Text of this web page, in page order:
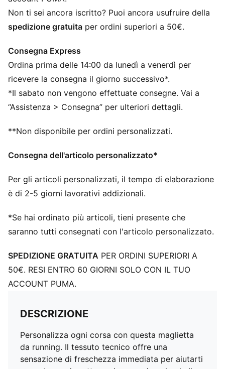
Lunghezza: Cropped
Non ti sei ancora iscritto? Puoi ancora usufruire della
spedizione gratuita per ordini superiori a 50€.
Consegna Express
Ordina prima delle 14:00 da lunedì a venerdì per
ricevere la consegna il giorno successivo*.
*Il sabato non vengono effettuate consegne. Vai a
“Assistenza > Consegna” per ulteriori dettagli.
**Non disponibile per ordini personalizzati.
Consegna dell'articolo personalizzato*
Per gli articoli personalizzati, il tempo di elaborazione
è di 2-5 giorni lavorativi addizionali.
*Se hai ordinato più articoli, tieni presente che
saranno tutti consegnati con l'articolo personalizzato.
SPEDIZIONE GRATUITA PER ORDINI SUPERIORI A
50€. RESI ENTRO 60 GIORNI SOLO CON IL TUO
ACCOUNT PUMA.
DESCRIZIONE
Personalizza ogni corsa con questa maglietta
da running. Il tessuto tecnico offre una
sensazione di freschezza immediata per aiutarti